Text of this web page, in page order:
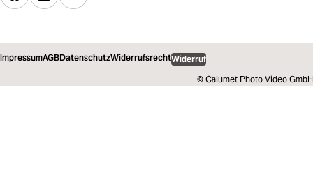
ImpressumAGBDatenschutzWiderrufsrechtWiderruf
© Calumet Photo Video GmbH